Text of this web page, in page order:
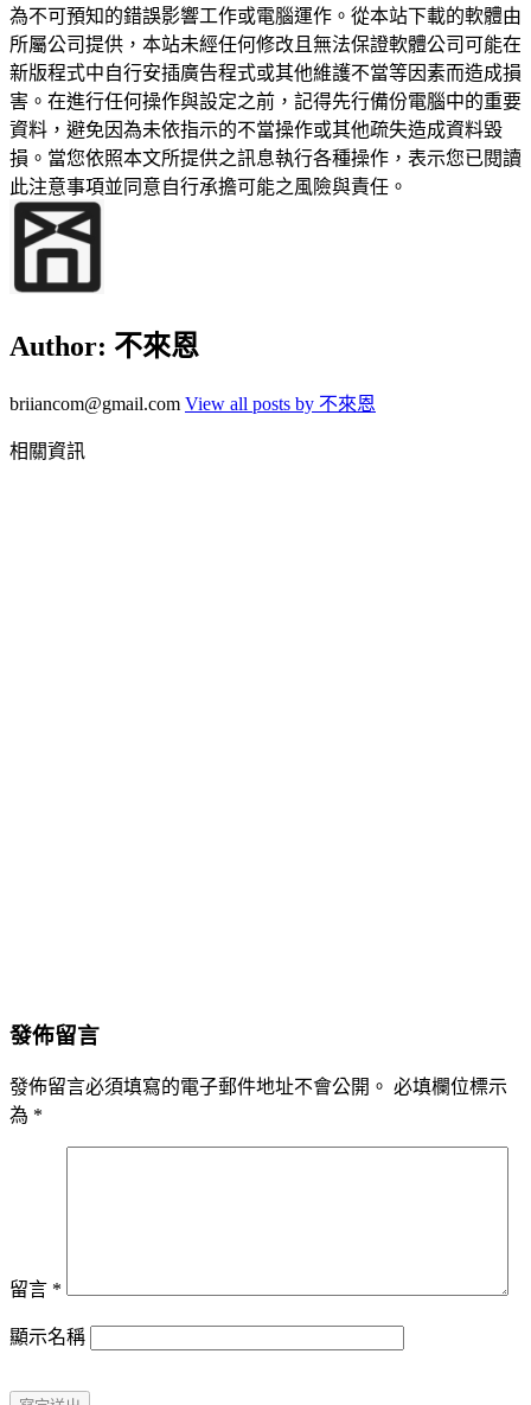
為不可預知的錯誤影響工作或電腦運作。從本站下載的軟體由
所屬公司提供，本站未經任何修改且無法保證軟體公司可能在
新版程式中自行安插廣告程式或其他維護不當等因素而造成損
害。在進行任何操作與設定之前，記得先行備份電腦中的重要
資料，避免因為未依指示的不當操作或其他疏失造成資料毀
損。當您依照本文所提供之訊息執行各種操作，表示您已閱讀
此注意事項並同意自行承擔可能之風險與責任。
Author: 不來恩
briiancom@gmail.com View all posts by 不來恩
相關資訊
發佈留言
發佈留言必須填寫的電子郵件地址不會公開。 必填欄位標示
為 *
留言 *
顯示名稱